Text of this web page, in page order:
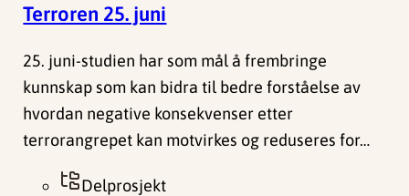
Terroren 25. juni
25. juni-studien har som mål å frembringe
kunnskap som kan bidra til bedre forståelse av
hvordan negative konsekvenser etter
terrorangrepet kan motvirkes og reduseres for…
Delprosjekt